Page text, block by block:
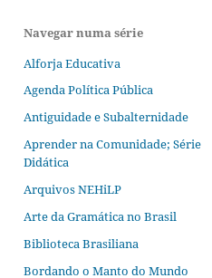
Navegar numa série
Alforja Educativa
Agenda Política Pública
Antiguidade e Subalternidade
Aprender na Comunidade; Série
Didática
Arquivos NEHiLP
Arte da Gramática no Brasil
Biblioteca Brasiliana
Bordando o Manto do Mundo